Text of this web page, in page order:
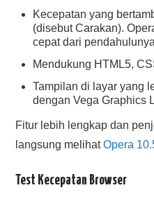
Kecepatan yang
(disebut Carakan).
cepat dari
Mendukung HTML5,
Tampilan di layar yang
dengan Vega Graphics
Fitur lebih lengkap dan
langsung melihatOpera
Test Kecepatan Browser